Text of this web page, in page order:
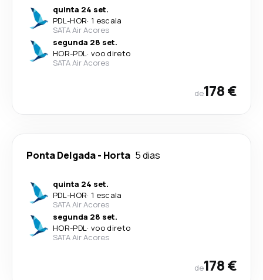
quinta 24 set.
PDL-HOR· 1 escala
SATA Air Acores
segunda 28 set.
HOR-PDL· voo direto
SATA Air Acores
de178 €
Ponta Delgada- Horta 5 dias
quinta 24 set.
PDL-HOR· 1 escala
SATA Air Acores
segunda 28 set.
HOR-PDL· voo direto
SATA Air Acores
de178 €